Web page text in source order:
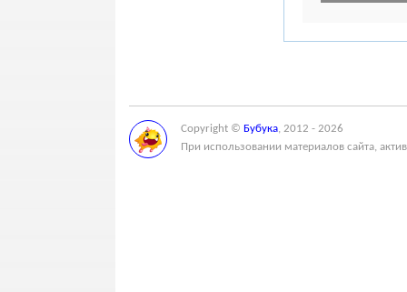
Copyright © Бубука, 2012 - 2026
При использовании материалов сайта,